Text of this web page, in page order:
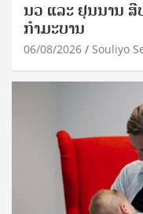
ນວ ແລະ ຢຸນນານ ສື
ກຳມະບານ
06/08/2026 Souliyo